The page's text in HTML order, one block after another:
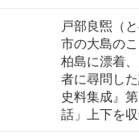
戸部良煕（
市の大島の
柏島に漂着
者に尋問し
史料集成』
話」上下を